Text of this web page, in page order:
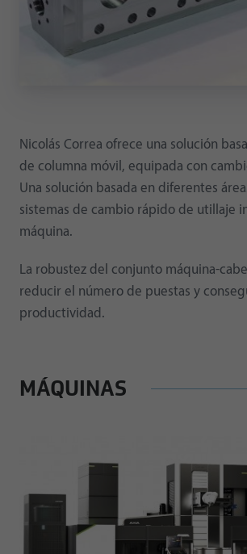
Nicolás Correa ofrece una solución
de columna móvil, equipada con
Una solución basada en diferentes
sistemas de cambio rápido de utillaje
máquina.
La robustez del conjunto máquina-
reducir el número de puestas y
productividad.
MÁQUINAS